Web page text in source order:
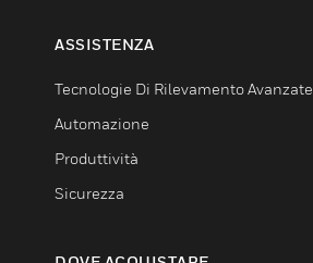
ASSISTENZA
Tecnologie Di Rilevamento Avanzate
Automazione
Produttività
Sicurezza